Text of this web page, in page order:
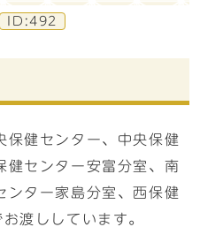
ID:492
保健センター、中央保健
健センター安富分室、南
ンター家島分室、西保健
渡ししています。